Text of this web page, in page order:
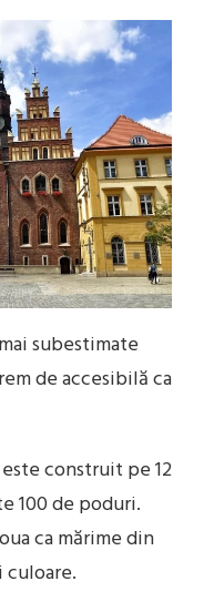
subestimate
de accesibilă ca
construit pe 12
100 de poduri.
ca mărime din
culoare.